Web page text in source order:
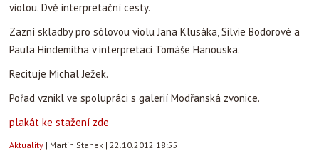
violou. Dvě interpretační cesty.
Zazní skladby pro sólovou violu Jana Klusáka, Silvie Bodorové a
Paula Hindemitha v interpretaci Tomáše Hanouska.
Recituje Michal Ježek.
Pořad vznikl ve spolupráci s galerií Modřanská zvonice.
plakát ke stažení zde
Aktuality | Martin Stanek | 22.10.2012 18:55